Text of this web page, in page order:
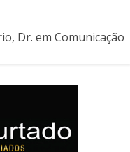
Dr. em Comunicação